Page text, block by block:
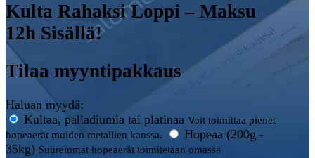
Kulta Rahaksi Loppi – Maksu
12h Sisällä!
Tilaa myyntipakkaus
Haluan myydä:
Kultaa, palladiumia tai platinaa Voit toimittaa pienet
hopeaerät muiden metallien kanssa.
Hopeaa (200g -
35kg) Suuremmat hopeaerät toimitetaan omassa